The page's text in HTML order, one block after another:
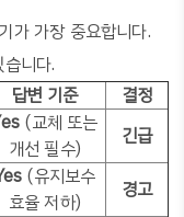
가 가장 중요합니다.
니다.
답변 기준
결정
(교체 또는
개선 필수)
긴급
(유지보수
효율 저하)
경고